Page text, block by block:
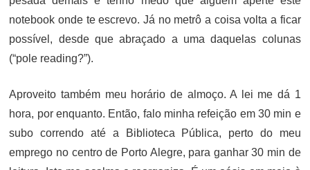
notebook onde te escrevo. Já no metrô a coisa volta a ficar
possível, desde que abraçado a uma daquelas colunas
(“pole reading?”).
Aproveito também meu horário de almoço. A lei me dá 1
hora, por enquanto. Então, falo minha refeição em 30 min e
subo correndo até a Biblioteca Pública, perto do meu
emprego no centro de Porto Alegre, para ganhar 30 min de